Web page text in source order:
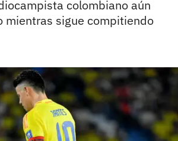
colombiano aún
mientras sigue compitiendo